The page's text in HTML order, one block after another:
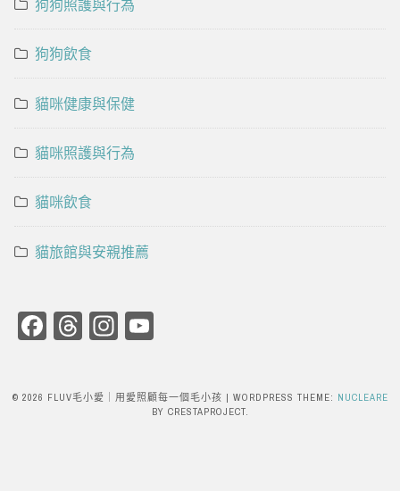
狗狗照護與行為
狗狗飲食
貓咪健康與保健
貓咪照護與行為
貓咪飲食
貓旅館與安親推薦
Facebook
ThreadsInstagram
© 2026 FLUV毛小愛｜用愛照顧每一個毛小孩 | WORDPRESS THEME: NUCLEARE
BY CRESTAPROJECT.